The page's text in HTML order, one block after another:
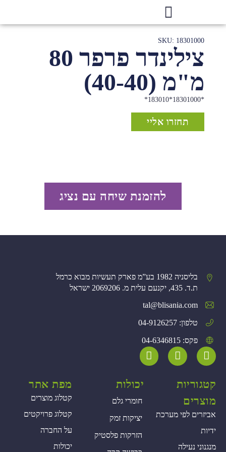
SKU: 18301000
צילינדר פרפר 80
מ"מ (40-40)
*18301000*183010*
תחזרו אליי
להזמנת שיחה עם נציג
בליסניה 1982 בע”מ פארק תעשיות מבוא כרמל
ת.ד. 435, יקנעם עלית מ. 2069206 ישראל
tal@blisania.com‏
טלפון: 04-9126257
פקס: 04-6346815
קטגוריות
מוצרים
אביזרים לפי מערכת
ידיות
מנגנוני נעילה
יכולות
חומרי גלם
יציקות זמק
הזרקות פלסטיק
מפת אתר
קטלוג מוצרים
קטלוג פרויקטים
על החברה
יכולות